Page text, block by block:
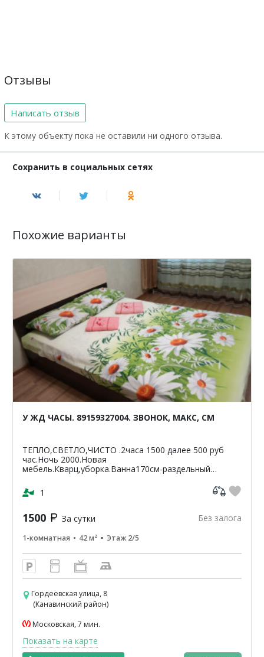
Отзывы
Написать отзыв
К этому объекту пока не оставили ни одного отзыва.
Сохранить в социальных сетях
Похожие варианты
У ЖД ЧАСЫ. 89159327004. ЗВОНОК, МАКС, СМ
ТЕПЛО,СВЕТЛО,ЧИСТО .2часа 1500 далее 500 руб
час.Ночь 2000.Новая
мебель.Кварц,уборка.Ванна170см-раздельный
кв-42м2.ЦУМ,Шайба,Аптеки,банкомат-Сбербанк
ВТБ,Пятерочка.Чи...
1
1500 За сутки Без залога
1-комнатная 42 м² Этаж 2/5
Гордеевская улица, 8
(Канавинский район)
Московская, 7 мин.
Показать на карте